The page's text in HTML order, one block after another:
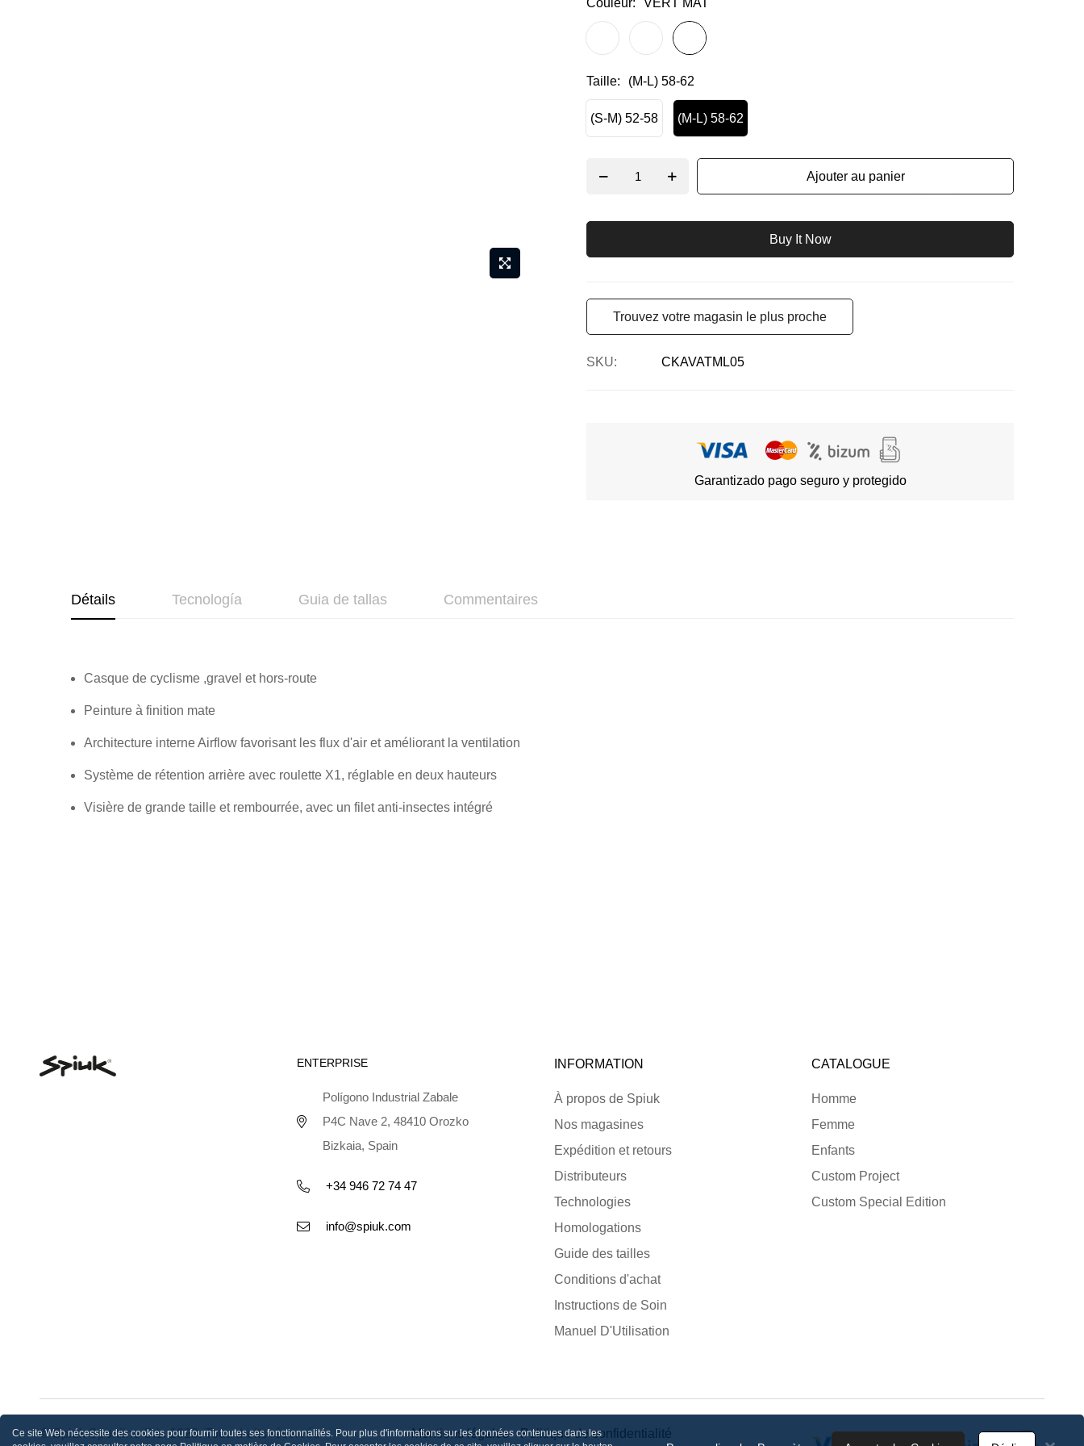
Couleur VERT MAT
Taille (M-L) 58-62
(S-M) 52-58 (M-L) 58-62
Ajouter au panier
Buy It Now
Trouvez votre magasin le plus proche
SKU CKAVATML05
Garantizado pago seguro y protegido
Détails
Casque de cyclisme ,gravel et hors-route
Peinture à finition mate
Architecture interne Airflow favorisant les flux d'air et améliorant la ventilation
Système de rétention arrière avec roulette X1, réglable en deux hauteurs
Visière de grande taille et rembourrée, avec un filet anti-insectes intégré
Tecnología Guia de tallas Commentaires
ENTERPRISE
Polígono Industrial Zabale
P4C Nave 2, 48410 Orozko
Bizkaia, Spain
+34 946 72 74 47
info@spiuk.com
INFORMATION
À propos de Spiuk
Nos magasines
Expédition et retours
Distributeurs
Technologies
Homologations
Guide des tailles
Conditions d'achat
Instructions de Soin
Manuel D'Utilisation
CATALOGUE
Homme
Femme
Enfants
Custom Project
Custom Special Edition
© Spiuk Sportline S.L. 2023. Tous droits réservés Mentions légales Politique de confidentialité
Ce site Web nécessite des cookies pour fournir toutes ses fonctionnalités. Pour plus d'informations sur les données contenues dans les